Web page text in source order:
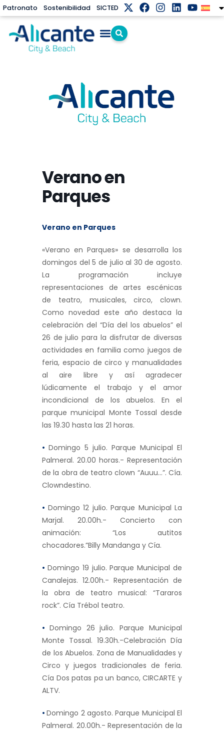
Patronato Sostenibilidad SICTED
Verano en
Parques
Verano en Parques
«Verano en Parques» se desarrolla los
domingos del 5 de julio al 30 de agosto.
La programación incluye
representaciones de artes escénicas
de teatro, musicales, circo, clown.
Como novedad este año destaca la
celebración del “Día del los abuelos” el
26 de julio para la disfrutar de diversas
actividades en familia como juegos de
feria, espacio de circo y manualidades
al aire libre y así agradecer
lúdicamente el trabajo y el amor
incondicional de los abuelos. En el
parque municipal Monte Tossal desde
las 19.30 hasta las 21 horas.
• Domingo 5 julio. Parque Municipal El
Palmeral. 20.00 horas.- Representación
de la obra de teatro clown “Auuu…”. Cía.
Clowndestino.
• Domingo 12 julio. Parque Municipal La
Marjal. 20.00h.- Concierto con
animación: “Los autitos
chocadores.”Billy Mandanga y Cía.
• Domingo 19 julio. Parque Municipal de
Canalejas. 12.00h.- Representación de
la obra de teatro musical: “Tararos
rock”. Cía Trébol teatro.
• Domingo 26 julio. Parque Municipal
Monte Tossal. 19.30h.-Celebración Día
de los Abuelos. Zona de Manualidades y
Circo y juegos tradicionales de feria.
Cía Dos patas pa un banco, CIRCARTE y
ALTV.
•Domingo 2 agosto. Parque Municipal El
Palmeral. 20.00h.- Representación de la